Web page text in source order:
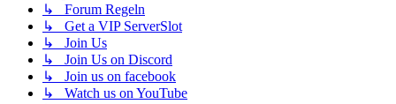
↳ Forum Regeln
↳ Get a VIP ServerSlot
↳ Join Us
↳ Join Us on Discord
↳ Join us on facebook
↳ Watch us on YouTube